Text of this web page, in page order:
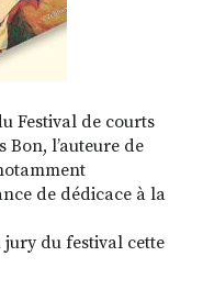
Festival de courts
Bon, l’auteure de
de dédicace à la
du festival cette